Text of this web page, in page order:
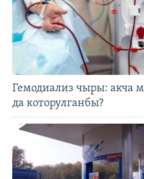
Гемодиализ чыры: акча
да которулганбы?